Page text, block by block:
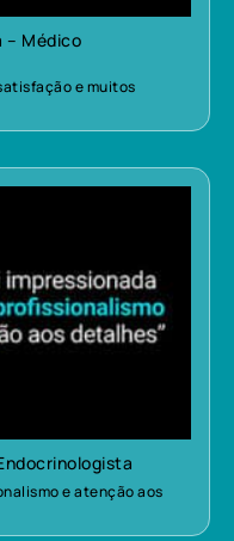
– Médico
e muitos
e atenção aos